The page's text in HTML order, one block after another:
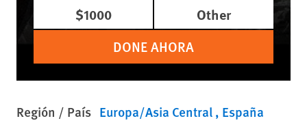
$1000
Other
DONE AHORA
Región / País Europa/Asia Central España